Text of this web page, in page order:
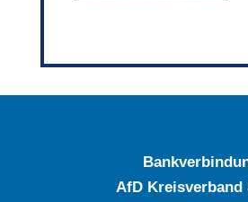
AfD Kreisverband